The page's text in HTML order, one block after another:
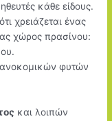
κάθε είδους.
χρειάζεται ένας
χώρος πρασίνου:
φυτών
και λοιπών